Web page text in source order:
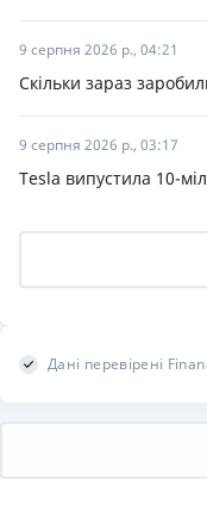
9 серпня 2026 р., 04:21
Скільки зараз
9 серпня 2026 р., 03:17
Tesla випустила 10-
Дані перевірені